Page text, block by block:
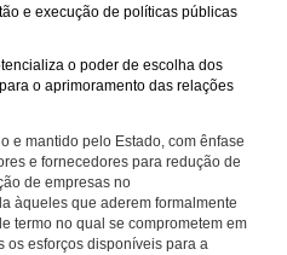
e execução de políticas públicas
o poder de escolha dos
o aprimoramento das relações
e mantido pelo Estado, com ênfase
e fornecedores para redução de
de empresas no
àqueles que aderem formalmente
termo no qual se comprometem em
os esforços disponíveis para a